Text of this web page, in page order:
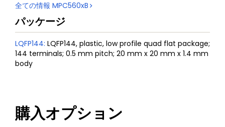
全ての情報 MPC560xB
パッケージ
LQFP144: LQFP144, plastic, low profile quad flat package;
144 terminals; 0.5 mm pitch; 20 mm x 20 mm x 1.4 mm
body
購入オプション